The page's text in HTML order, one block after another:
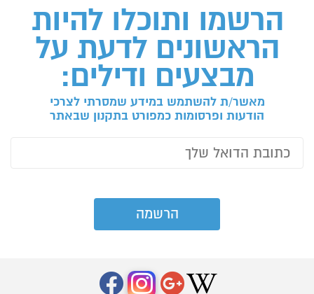
הרשמו ותוכלו להיות
הראשונים לדעת על
מבצעים ודילים:
מאשר/ת להשתמש במידע שמסרתי לצרכי
הודעות ופרסומות כמפורט בתקנון שבאתר